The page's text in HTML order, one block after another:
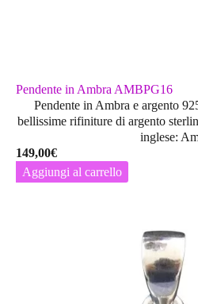
Pendente in Ambra AMBPG16
Pendente in Ambra e argento
bellissime rifiniture di argento
inglese:
149,00€
Aggiungi al carrello